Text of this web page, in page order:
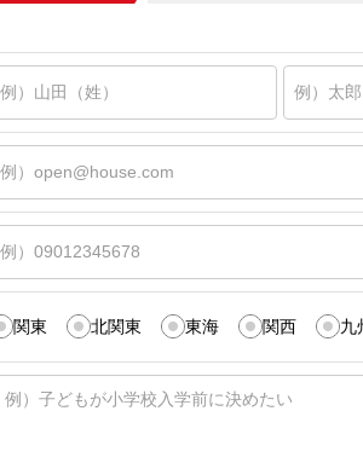
関東 北関東 東海 関西 九